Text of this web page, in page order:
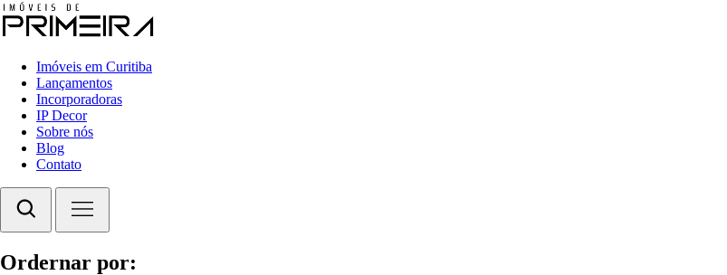
Imóveis em Curitiba
Lançamentos
Incorporadoras
IP Decor
Sobre nós
Blog
Contato
Ordernar por: